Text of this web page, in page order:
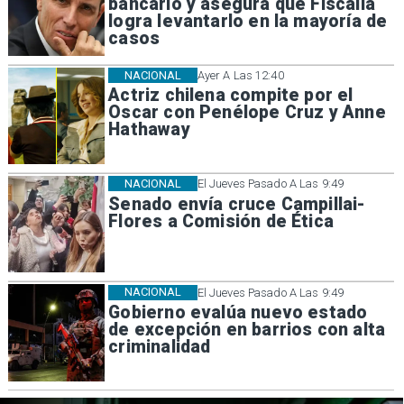
bancario y asegura que Fiscalía
logra levantarlo en la mayoría de
casos
Ayer A Las 12:40
Actriz chilena compite por el
Oscar con Penélope Cruz y Anne
Hathaway
NACIONAL
El Jueves Pasado A Las 9:49
Senado envía cruce Campillai-
Flores a Comisión de Ética
NACIONAL
El Jueves Pasado A Las 9:49
Gobierno evalúa nuevo estado
de excepción en barrios con alta
criminalidad
NACIONAL